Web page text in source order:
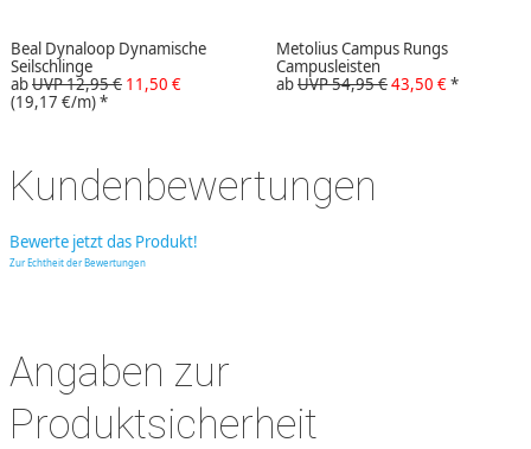
Beal Dynaloop Dynamische
Seilschlinge
abUVP 12,95 € 11,50 €
(19,17 €/m)*
Metolius Campus Rungs
Campusleisten
abUVP 54,95 €43,50 €*
Kundenbewertungen
Bewerte jetzt das Produkt!
Zur Echtheit der Bewertungen
Angaben zur
Produktsicherheit